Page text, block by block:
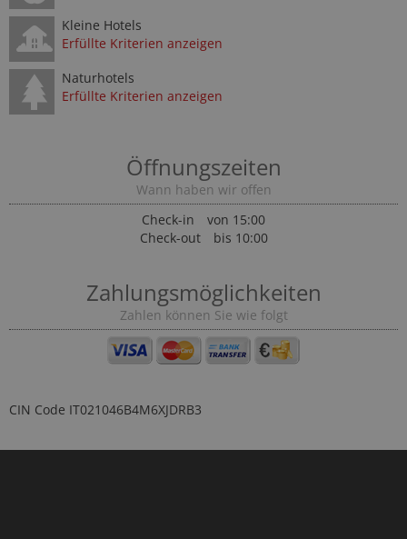
Kleine Hotels
Erfüllte Kriterien anzeigen
Naturhotels
Erfüllte Kriterien anzeigen
Öffnungszeiten
Wann haben wir offen
Check-in
von 15:00
Check-out
bis 10:00
Zahlungsmöglichkeiten
Zahlen können Sie wie folgt
CIN Code IT021046B4M6XJDRB3